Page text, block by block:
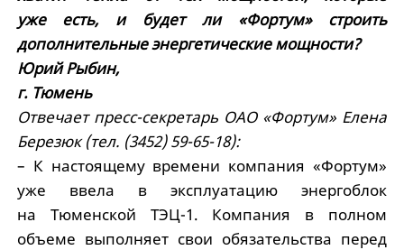
уже есть, и будет ли «Фортум» строить
дополнительные энергетические мощности?
Юрий Рыбин,
г. Тюмень
Отвечает пресс-секретарь ОАО «Фортум» Елена
Березюк (тел. (3452) 59-65-18):
– К настоящему времени компания «Фортум»
уже ввела в эксплуатацию энергоблок
на Тюменской ТЭЦ-1. Компания в полном
объеме выполняет свои обязательства перед